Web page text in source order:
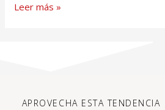
Leer más »
APROVECHA ESTA TENDENCIA